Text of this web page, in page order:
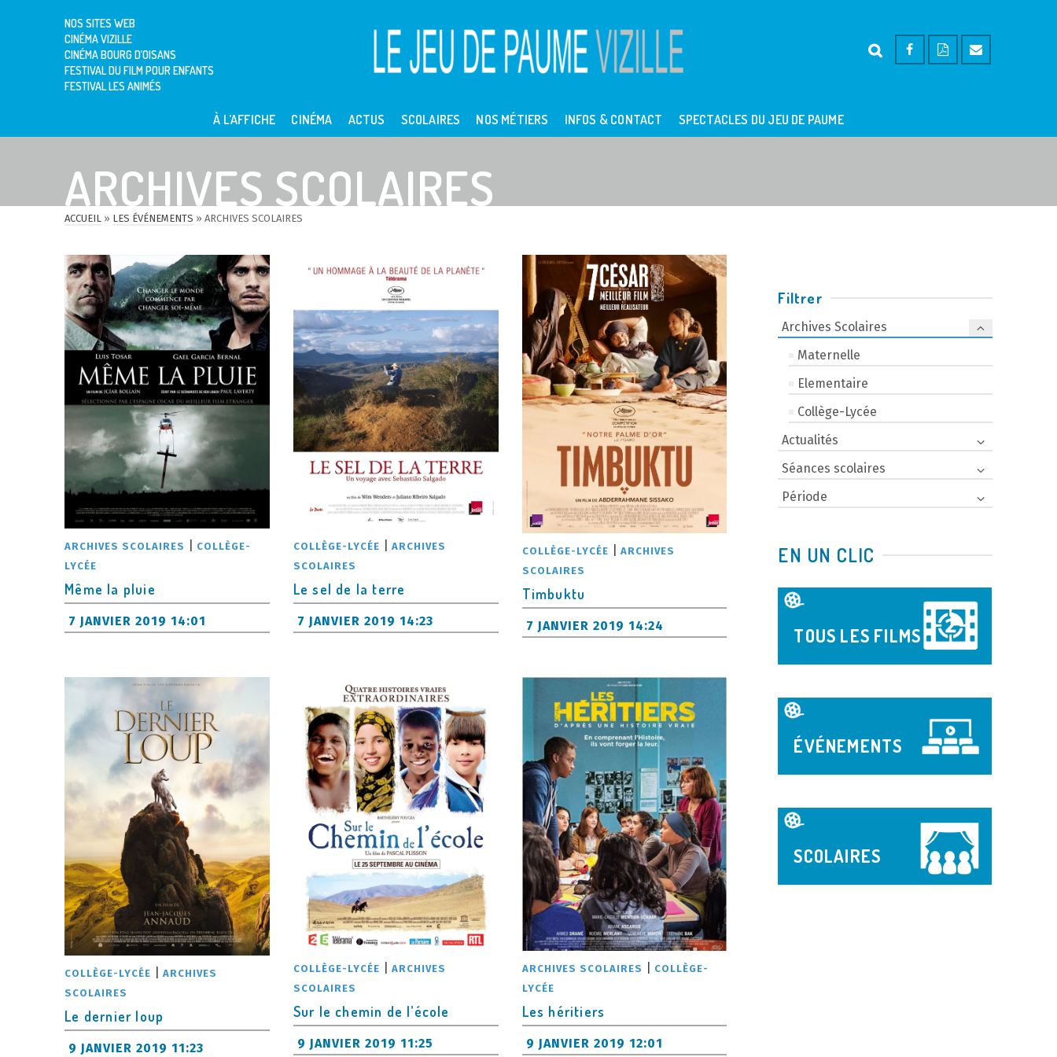
NOS SITES WEB
CINÉMA VIZILLE
CINÉMA BOURG D’OISANS
FESTIVAL DU FILM POUR ENFANTS
FESTIVAL LES ANIMÉS
À L’AFFICHE CINÉMA ACTUS SCOLAIRES NOS MÉTIERS INFOS & CONTACT SPECTACLES DU JEU DE PAUME
ARCHIVES SCOLAIRES
ACCUEIL » LES ÉVÉNEMENTS » ARCHIVES SCOLAIRES
ARCHIVES SCOLAIRES
COLLÈGE-
LYCÉE
Même la pluie
7 JANVIER 2019 14:01
COLLÈGE-LYCÉE
ARCHIVES
SCOLAIRES
Le sel de la terre
7 JANVIER 2019 14:23
COLLÈGE-LYCÉE
ARCHIVES
SCOLAIRES
Timbuktu
7 JANVIER 2019 14:24
COLLÈGE-LYCÉE |ARCHIVES
SCOLAIRES
Le dernier loup
9 JANVIER 2019 11:23
COLLÈGE-LYCÉE
ARCHIVES
SCOLAIRES
Sur le chemin de l’école
9 JANVIER 2019 11:25
ARCHIVES SCOLAIRES
COLLÈGE-
LYCÉE
Les héritiers
9 JANVIER 2019 12:01
Filtrer
Archives Scolaires
Maternelle
Elementaire
Collège-Lycée
Actualités
Séances scolaires
Période
EN UN CLIC
TOUS LES FILMS
ÉVÉNEMENTS
SCOLAIRES